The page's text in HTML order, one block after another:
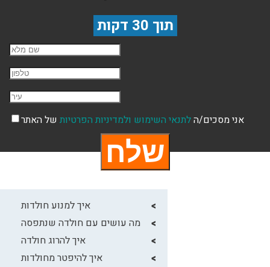
איך למנוע חולדות
מה עושים עם חולדה שנתפסה
איך להרוג חולדה
איך להיפטר מחולדות
שם השולח
טלפון
עיר
אני מסכים/הלתנאי השימוש ולמדיניות הפרטיות של האתר